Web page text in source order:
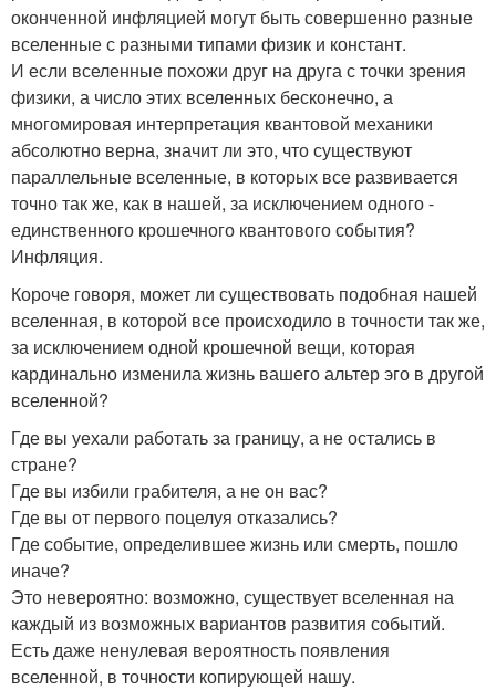
оконченной инфляцией могут быть совершенно разные
вселенные с разными типами физик и констант.
И если вселенные похожи друг на друга с точки зрения
физики, а число этих вселенных бесконечно, а
многомировая интерпретация квантовой механики
абсолютно верна, значит ли это, что существуют
параллельные вселенные, в которых все развивается
точно так же, как в нашей, за исключением одного -
единственного крошечного квантового события?
Инфляция.
Короче говоря, может ли существовать подобная нашей
вселенная, в которой все происходило в точности так же,
за исключением одной крошечной вещи, которая
кардинально изменила жизнь вашего альтер эго в другой
вселенной?
Где вы уехали работать за границу, а не остались в
стране?
Где вы избили грабителя, а не он вас?
Где вы от первого поцелуя отказались?
Где событие, определившее жизнь или смерть, пошло
иначе?
Это невероятно: возможно, существует вселенная на
каждый из возможных вариантов развития событий.
Есть даже ненулевая вероятность появления
вселенной, в точности копирующей нашу.